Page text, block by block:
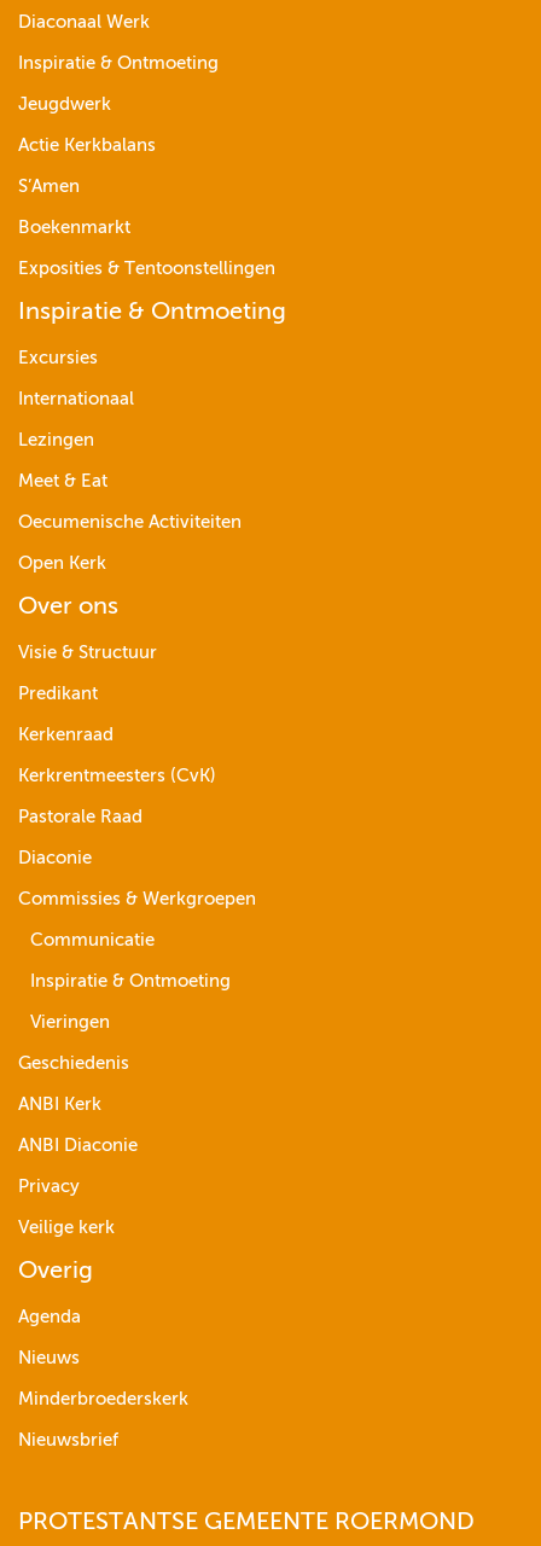
Diaconaal Werk
Inspiratie & Ontmoeting
Jeugdwerk
Actie Kerkbalans
S’Amen
Boekenmarkt
Exposities & Tentoonstellingen
Inspiratie & Ontmoeting
Excursies
Internationaal
Lezingen
Meet & Eat
Oecumenische Activiteiten
Open Kerk
Over ons
Visie & Structuur
Predikant
Kerkenraad
Kerkrentmeesters (CvK)
Pastorale Raad
Diaconie
Commissies & Werkgroepen
Communicatie
Inspiratie & Ontmoeting
Vieringen
Geschiedenis
ANBI Kerk
ANBI Diaconie
Privacy
Veilige kerk
Overig
Agenda
Nieuws
Minderbroederskerk
Nieuwsbrief
PROTESTANTSE GEMEENTE ROERMOND